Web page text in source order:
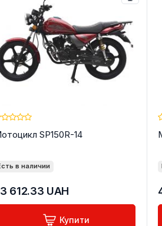
SP150R-14
в наличии
612.33 UAH
Купити